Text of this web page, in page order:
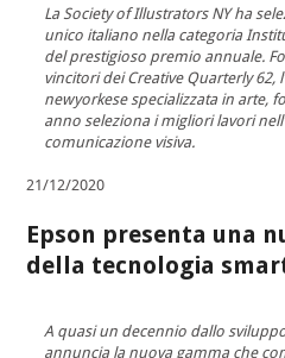
La Society of Illustrators NY ha
unico italiano nella categoria
del prestigioso premio annuale.
vincitori dei Creative Quarterly 62,
newyorkese specializzata in arte,
anno seleziona i migliori lavori
comunicazione visiva.
21/12/2020
Epson presenta una
della tecnologia
A quasi un decennio dallo
annuncia la nuova gamma che